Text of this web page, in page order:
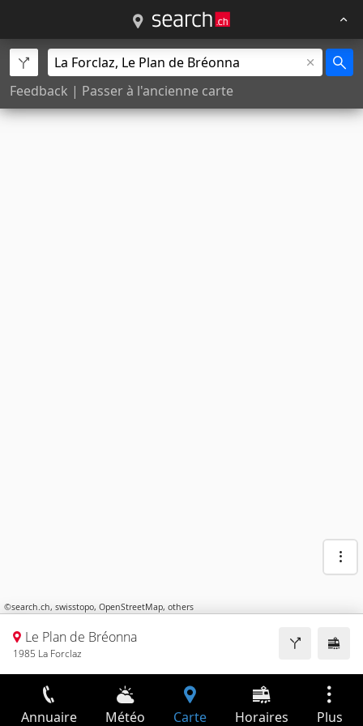
Feedback | Passer à l'ancienne carte
©search.ch, swisstopo, OpenStreetMap, others
Le Plan de Bréonna
1985 La Forclaz
Annuaire Météo Carte Horaires Plus